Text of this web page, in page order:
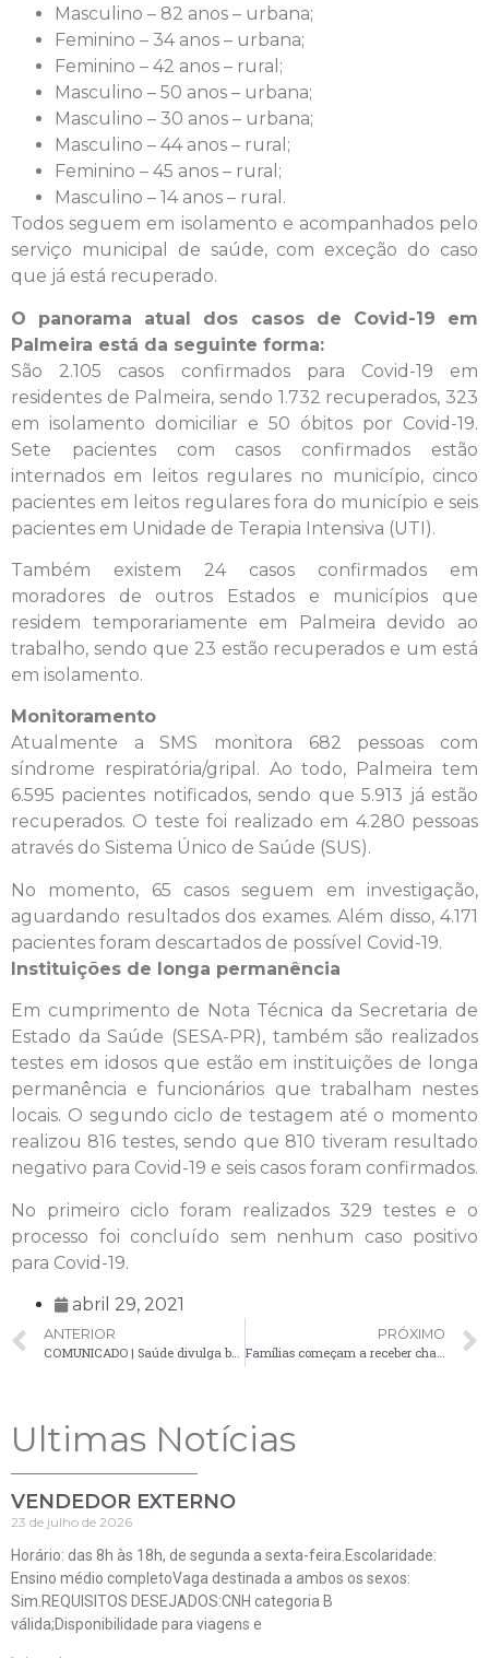
Masculino – 82 anos – urbana;
Feminino – 34 anos – urbana;
Feminino – 42 anos – rural;
Masculino – 50 anos – urbana;
Masculino – 30 anos – urbana;
Masculino – 44 anos – rural;
Feminino – 45 anos – rural;
Masculino – 14 anos – rural.
Todos seguem em isolamento e acompanhados pelo
serviço municipal de saúde, com exceção do caso
que já está recuperado.
O panorama atual dos casos de Covid-19 em
Palmeira está da seguinte forma:
São 2.105 casos confirmados para Covid-19 em
residentes de Palmeira, sendo 1.732 recuperados, 323
em isolamento domiciliar e 50 óbitos por Covid-19.
Sete pacientes com casos confirmados estão
internados em leitos regulares no município, cinco
pacientes em leitos regulares fora do município e seis
pacientes em Unidade de Terapia Intensiva (UTI).
Também existem 24 casos confirmados em
moradores de outros Estados e municípios que
residem temporariamente em Palmeira devido ao
trabalho, sendo que 23 estão recuperados e um está
em isolamento.
Monitoramento
Atualmente a SMS monitora 682 pessoas com
síndrome respiratória/gripal. Ao todo, Palmeira tem
6.595 pacientes notificados, sendo que 5.913 já estão
recuperados. O teste foi realizado em 4.280 pessoas
através do Sistema Único de Saúde (SUS).
No momento, 65 casos seguem em investigação,
aguardando resultados dos exames. Além disso, 4.171
pacientes foram descartados de possível Covid-19.
Instituições de longa permanência
Em cumprimento de Nota Técnica da Secretaria de
Estado da Saúde (SESA-PR), também são realizados
testes em idosos que estão em instituições de longa
permanência e funcionários que trabalham nestes
locais. O segundo ciclo de testagem até o momento
realizou 816 testes, sendo que 810 tiveram resultado
negativo para Covid-19 e seis casos foram confirmados.
No primeiro ciclo foram realizados 329 testes e o
processo foi concluído sem nenhum caso positivo
para Covid-19.
abril 29, 2021
ANTERIOR
COMUNICADO | Saúde divulga boletim atualizado da Covid-19 com 39 novos casos confirmados
PRÓXIMO
Famílias começam a receber chaves das residências do loteamento Sol Nascente
Ultimas Notícias
VENDEDOR EXTERNO
23 de julho de 2026
Horário: das 8h às 18h, de segunda a sexta-feira.Escolaridade:
Ensino médio completoVaga destinada a ambos os sexos:
Sim.REQUISITOS DESEJADOS:CNH categoria B
válida;Disponibilidade para viagens e